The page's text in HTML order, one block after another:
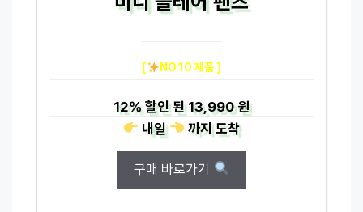
[ NO.10 제품 ]
12%할인 된13,990 원
내일
까지도착
구매 바로가기